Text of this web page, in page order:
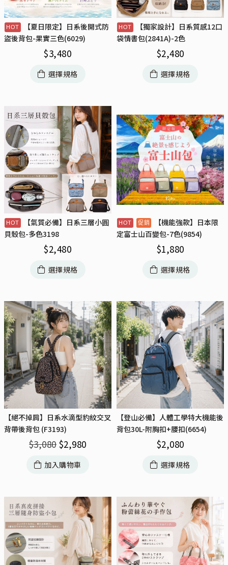
【夏日限定】日系後開式防
盜後背包-果實三色(6029)
$3,480
選擇規格
【獨家設計】日系質感12口
袋情書包(2841A)-2色
$2,480
選擇規格
【氣質必備】日系三層小圓
貝殼包-多色3198
$2,480
選擇規格
【機能強款】日本限
定富士山百變包-7色(9854)
$1,880
選擇規格
【絕不掉肩】日系水滴型豹紋交叉
背帶後背包 (F3193)
$3,080 $2,980
加入購物車
【登山必備】人體工學特大機能後
背包30L-附胸扣+腰扣(6654)
$2,080
選擇規格